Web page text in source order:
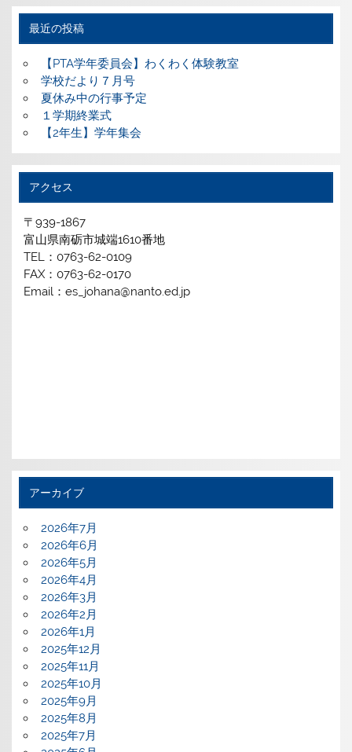
最近の投稿
【PTA学年委員会】わくわく体験教室
学校だより７月号
夏休み中の行事予定
１学期終業式
【2年生】学年集会
アクセス
〒939-1867
富山県南砺市城端1610番地
TEL：0763-62-0109
FAX：0763-62-0170
Email：es_johana@nanto.ed.jp
アーカイブ
2026年7月
2026年6月
2026年5月
2026年4月
2026年3月
2026年2月
2026年1月
2025年12月
2025年11月
2025年10月
2025年9月
2025年8月
2025年7月